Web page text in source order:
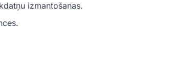
izmantošanas.